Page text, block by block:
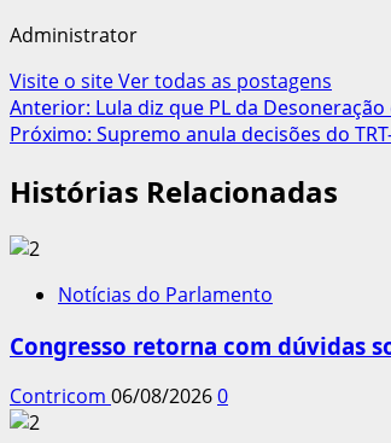
Administrator
Visite o siteVer todas as postagens
Navegação
de
artigos
Anterior: Lula diz que PL da
Próximo: Supremo anula decisões do
Histórias Relacionadas
Notícias do Parlamento
Congresso retorna com dúvidas
Contricom 06/08/20260